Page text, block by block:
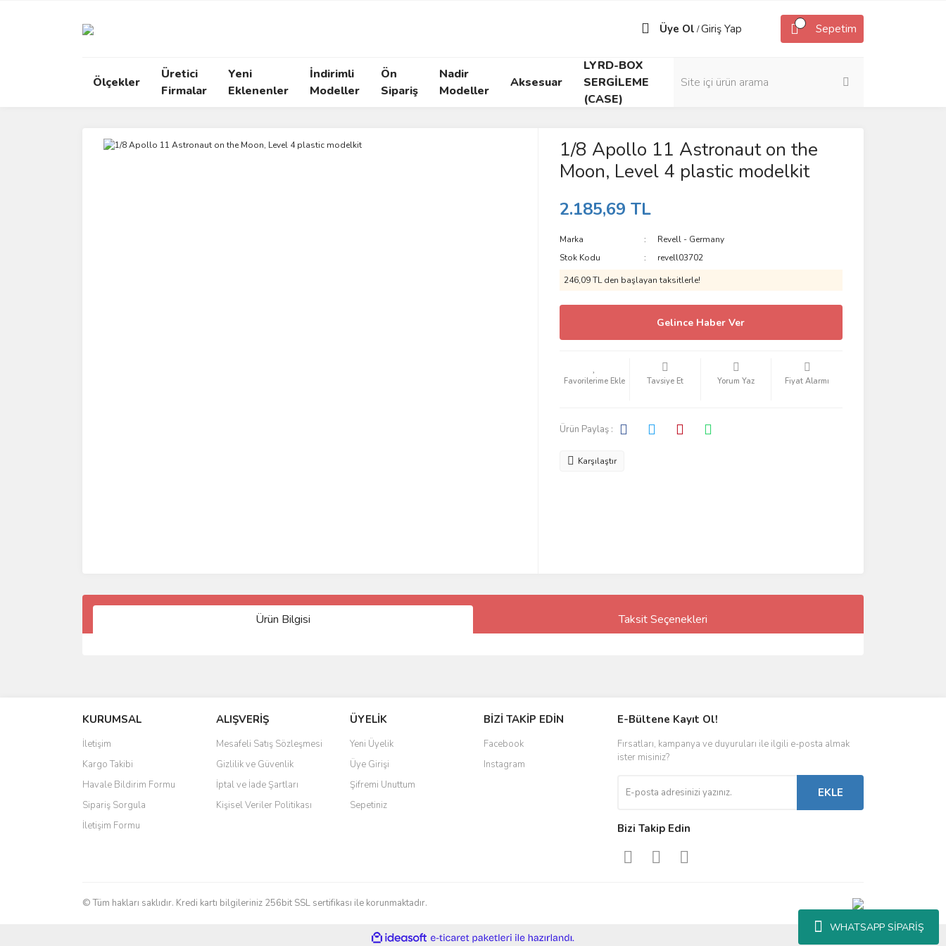
WHATSAPP SİPARİŞ
Üye Ol /Giriş Yap Sepetim
Ölçekler
Üretici
Firmalar
Yeni
Eklenenler
İndirimli
Modeller
Ön
Sipariş
Nadir
Modeller
Aksesuar
LYRD-BOX
SERGİLEME
(CASE)
1/8 Apollo 11 Astronaut on the
Moon, Level 4 plastic modelkit
2.185,69 TL
Marka
Revell - Germany
Stok Kodu
revell03702
246,09 TL den başlayan taksitlerle!
Gelince Haber Ver
Tavsiye Et Yorum Yaz Fiyat Alarmı
Ürün Paylaş :
Karşılaştır
Ürün Bilgisi Taksit Seçenekleri
KURUMSAL
İletişim
Kargo Takibi
Havale Bildirim Formu
Sipariş Sorgula
İletişim Formu
ALIŞVERİŞ
Mesafeli Satış Sözleşmesi
Gizlilik ve Güvenlik
İptal ve İade Şartları
Kişisel Veriler Politikası
ÜYELİK
Yeni Üyelik
Üye Girişi
Şifremi Unuttum
Sepetiniz
BİZİ TAKİP EDİN
Facebook
Instagram
E-Bültene Kayıt Ol!
Fırsatları, kampanya ve duyuruları ile ilgili e-posta almak
ister misiniz?
EKLE
Bizi Takip Edin
© Tüm hakları saklıdır. Kredi kartı bilgileriniz 256bit SSL sertifikası ile korunmaktadır.
ideasoft
e-